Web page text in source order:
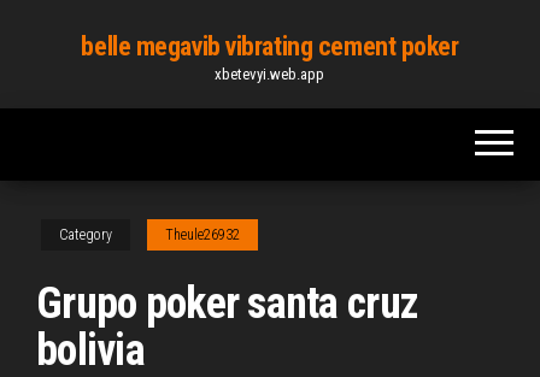
content
belle megavib vibrating cement poker
xbetevyi.web.app
Category Theule26932
Grupo poker santa cruz
bolivia